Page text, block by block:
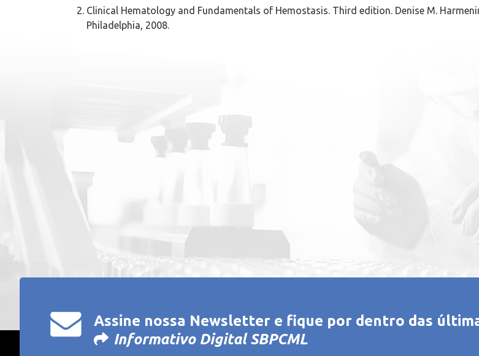
Clinical Hematology and Fundamentals of Hemostasis. Third edition. Denise M.
Philadelphia, 2008.
Assine nossa Newsletter e fique por dentro das
Informativo Digital SBPCML